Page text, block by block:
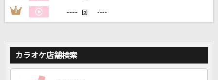
もっと見る
DAMの新曲・ランキングなど
カラオケ最新情報をチェック！
3 ---- 回 ----
カラオケ店舗検索